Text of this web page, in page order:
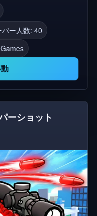
詳細を確認してく
武器やスキンをア
利を誇示し、リー
5で利用可能で
て参加すると、限
止されます。私た
怪しい農業方法を
す！ 🏆 RIA25
バー人数: 40
ーショット